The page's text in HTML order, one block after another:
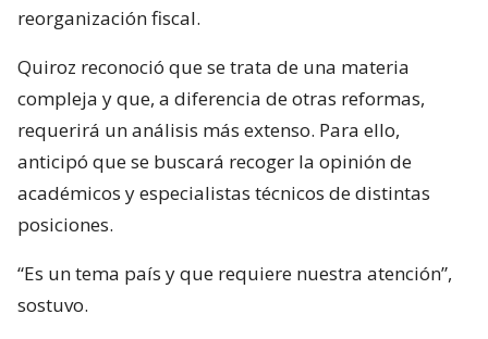
reorganización fiscal.
Quiroz reconoció que se trata de una materia
compleja y que, a diferencia de otras reformas,
requerirá un análisis más extenso. Para ello,
anticipó que se buscará recoger la opinión de
académicos y especialistas técnicos de distintas
posiciones.
“Es un tema país y que requiere nuestra atención”,
sostuvo.